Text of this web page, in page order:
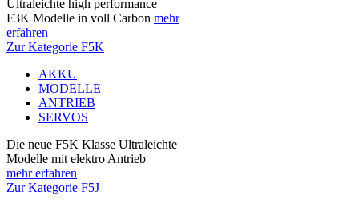
Ultraleichte high performance
F3K Modelle in voll Carbon mehr
erfahren
Zur Kategorie F5K
AKKU
MODELLE
ANTRIEB
SERVOS
Die neue F5K Klasse Ultraleichte
Modelle mit elektro Antrieb
mehr erfahren
Zur Kategorie F5J